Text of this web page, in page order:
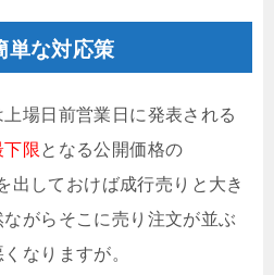
単な対応策
場日前営業日に発表される
下限となる公開価格の
出しておけば成行売りと大き
がらそこに売り注文が並ぶ
なりますが。